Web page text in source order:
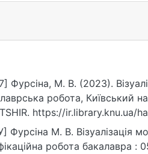
Фурсіна, М. В. (2023).
робота, Київський
https://ir.library.knu.ua/
Фурсіна М. В. Візуалізація
робота бакалавра :